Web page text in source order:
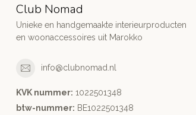
Club Nomad
Unieke en handgemaakte interieurproducten
en woonaccessoires uit Marokko
info@clubnomad.nl
KVK nummer: 1022501348
btw-nummer: BE1022501348